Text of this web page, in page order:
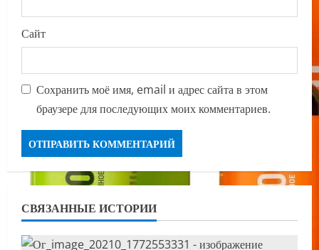
Сайт
Сохранить моё имя, email и адрес сайта в этом
браузере для последующих моих комментариев.
СВЯЗАННЫЕ ИСТОРИИ